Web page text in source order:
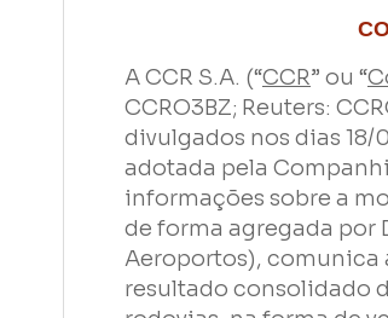
A CCR S.A. (“CCR” ou “
CCRO3BZ; Reuters:
divulgados nos dias
adotada pela
informações sobre a
de forma agregada por
Aeroportos), comunica
resultado consolidado